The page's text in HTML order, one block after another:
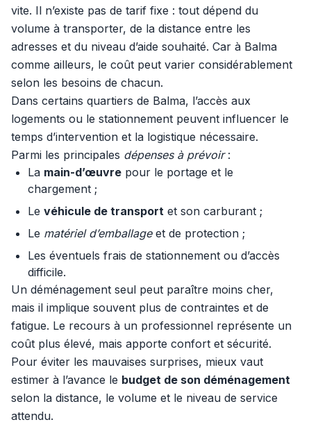
vite. Il n’existe pas de tarif fixe : tout dépend du
volume à transporter, de la distance entre les
adresses et du niveau d’aide souhaité. Car à Balma
comme ailleurs, le coût peut varier considérablement
selon les besoins de chacun.
Dans certains quartiers de Balma, l’accès aux
logements ou le stationnement peuvent influencer le
temps d’intervention et la logistique nécessaire.
Parmi les principales dépenses à prévoir:
La main-d’œuvre pour le portage et le
chargement ;
Le véhicule de transport et son carburant ;
Le matériel d’emballageet de protection ;
Les éventuels frais de stationnement ou d’accès
difficile.
Un déménagement seul peut paraître moins cher,
mais il implique souvent plus de contraintes et de
fatigue. Le recours à un professionnel représente un
coût plus élevé, mais apporte confort et sécurité.
Pour éviter les mauvaises surprises, mieux vaut
estimer à l’avance le budget de son déménagement
selon la distance, le volume et le niveau de service
attendu.